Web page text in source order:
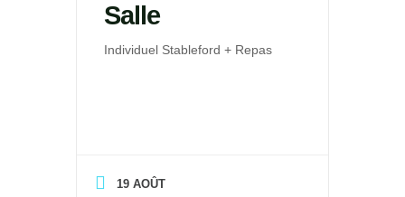
Salle
Individuel Stableford + Repas
19 AOÛT